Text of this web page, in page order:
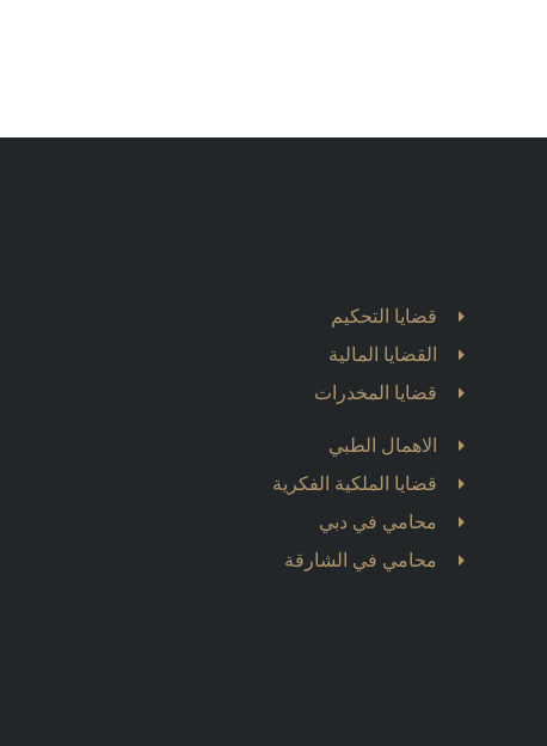
قضايا التحكيم
القضايا المالية
قضايا المخدرات
الاهمال الطبي
قضايا الملكية الفكرية
محامي في دبي
محامي في الشارقة